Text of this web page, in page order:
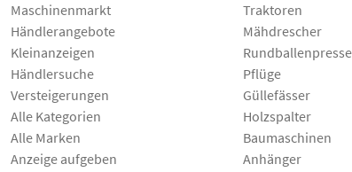
Maschinenmarkt
Händlerangebote
Kleinanzeigen
Händlersuche
Versteigerungen
Alle Kategorien
Alle Marken
Anzeige aufgeben
Traktoren
Mähdrescher
Pflüge
Güllefässer
Holzspalter
Baumaschinen
Anhänger